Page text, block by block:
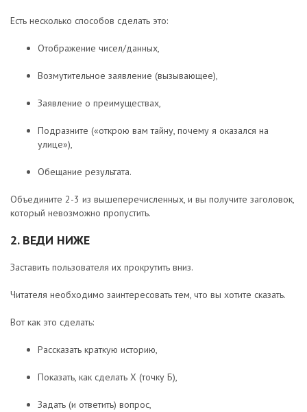
Есть несколько способов сделать это:
Отображение чисел/данных,
Возмутительное заявление (вызывающее),
Заявление о преимуществах,
Подразните («открою вам тайну, почему я оказался на
улице»),
Обещание результата.
Объедините 2-3 из вышеперечисленных, и вы получите заголовок,
который невозможно пропустить.
2. ВЕДИ НИЖЕ
Заставить пользователя их прокрутить вниз.
Читателя необходимо заинтересовать тем, что вы хотите сказать.
Вот как это сделать:
Рассказать краткую историю,
Показать, как сделать X (точку Б),
Задать (и ответить) вопрос,